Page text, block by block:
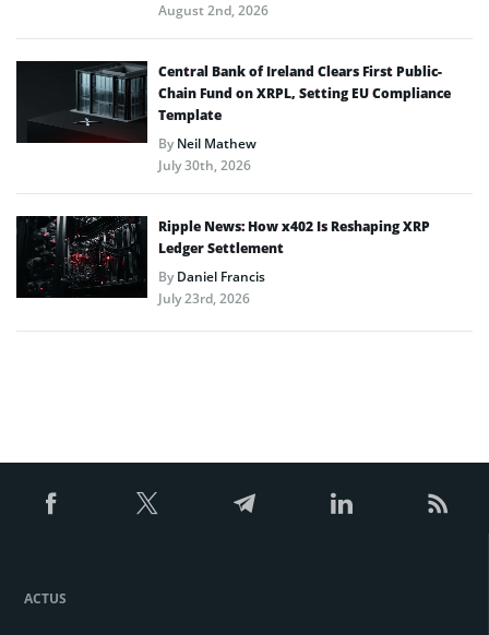
August 2nd, 2026
Central Bank of Ireland Clears First Public-
Chain Fund on XRPL, Setting EU Compliance
Template
ByNeil Mathew
July 30th, 2026
Ripple News: How x402 Is Reshaping XRP
Ledger Settlement
ByDaniel Francis
July 23rd, 2026
ACTUS